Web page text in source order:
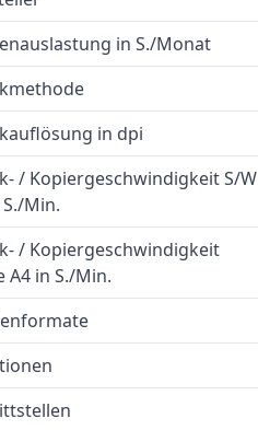
in S./Monat
in dpi
/ Kopiergeschwindigkeit S/W
Min.
/ Kopiergeschwindigkeit
A4 in S./Min.